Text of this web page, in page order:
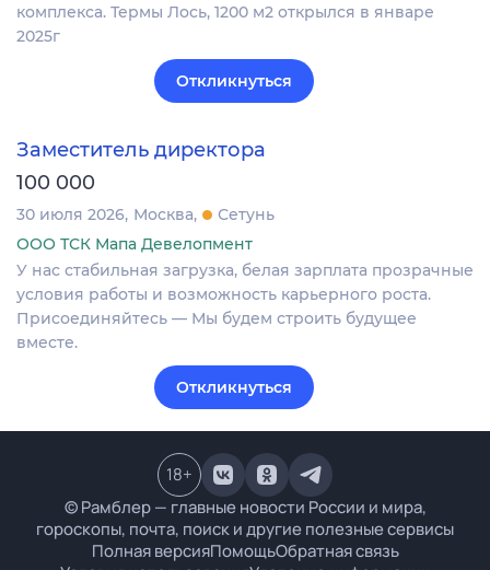
комплекса. Термы Лось, 1200 м2 открылся в январе
2025г
Откликнуться
Заместитель директора
100 000
30 июля 2026 Москва
Сетунь
ООО ТСК Мапа Девелопмент
У нас стабильная загрузка, белая зарплата прозрачные
условия работы и возможность карьерного роста.
Присоединяйтесь — Мы будем строить будущее
вместе.
Откликнуться
© Рамблер — главные новости России и мира,
гороскопы, почта, поиск и другие полезные сервисы
Полная версияПомощьОбратная связь
18+